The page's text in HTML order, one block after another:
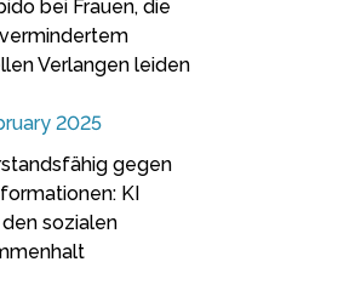
bei Frauen, die
Verlangen leiden
2025
gegen
KI
sozialen